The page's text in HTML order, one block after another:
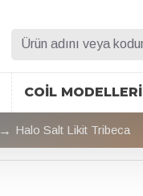
COIL MODELLERI
Halo Salt Likit Tribeca